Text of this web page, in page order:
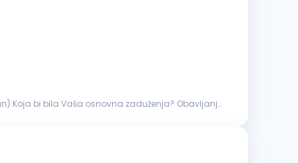
bi bila Vaša osnovna zaduženja? Obavljanje